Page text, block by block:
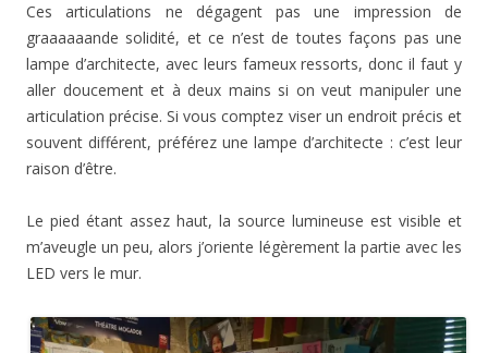
Ces articulations ne dégagent pas une impression de
graaaaaande solidité, et ce n’est de toutes façons pas une
lampe d’architecte, avec leurs fameux ressorts, donc il faut y
aller doucement et à deux mains si on veut manipuler une
articulation précise. Si vous comptez viser un endroit précis et
souvent différent, préférez une lampe d’architecte : c’est leur
raison d’être.
Le pied étant assez haut, la source lumineuse est visible et
m’aveugle un peu, alors j’oriente légèrement la partie avec les
LED vers le mur.